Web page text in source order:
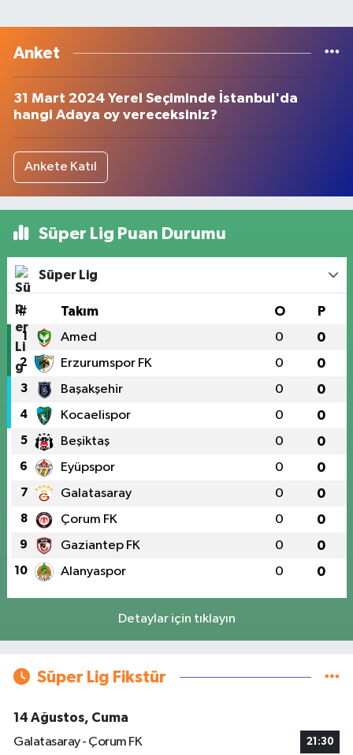
Anket
31 Mart 2024 Yerel Seçiminde İstanbul'da
hangi Adaya oy vereceksiniz?
Ankete Katıl
Süper Lig Puan Durumu
Süper Lig
# Takım O P
1 Amed 0 0
2 Erzurumspor FK 0 0
3 Başakşehir 0 0
4 Kocaelispor 0 0
5 Beşiktaş 0 0
6 Eyüpspor 0 0
7 Galatasaray 0 0
8 Çorum FK 0 0
9 Gaziantep FK 0 0
10 Alanyaspor 0 0
Detaylar için tıklayın
Süper Lig Fikstür
14 Ağustos, Cuma
Galatasaray - Çorum FK
21:30